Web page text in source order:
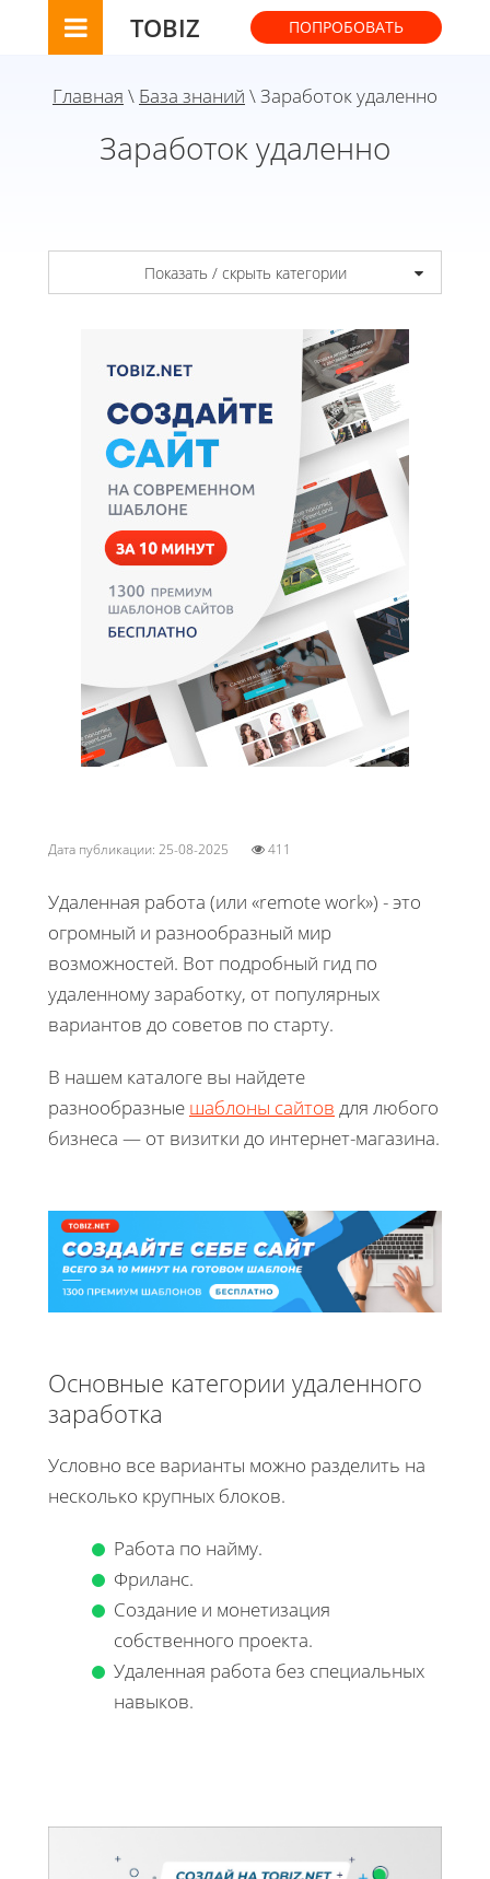
TOBIZ ПОПРОБОВАТЬ
Главная \ База знаний \ Заработок удаленно
Заработок удаленно
Показать / скрыть категории
Дата публикации: 25-08-2025 411
Удаленная работа (или «remote work») - это
огромный и разнообразный мир
возможностей. Вот подробный гид по
удаленному заработку, от популярных
вариантов до советов по старту.
В нашем каталоге вы найдете
разнообразные шаблоны сайтов для любого
бизнеса — от визитки до интернет-магазина.
Основные категории удаленного
заработка
Условно все варианты можно разделить на
несколько крупных блоков.
Работа по найму.
Фриланс.
Создание и монетизация
собственного проекта.
Удаленная работа без специальных
навыков.